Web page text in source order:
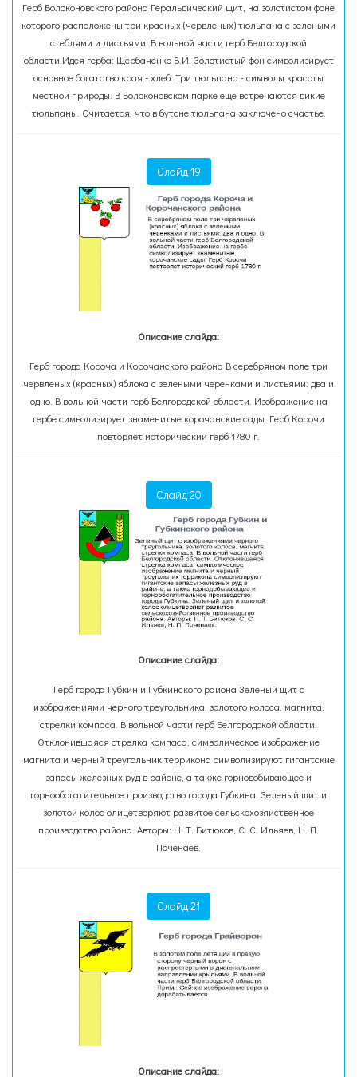
Герб Волоконовского района Геральдический щит, на золотистом фоне
которого расположены три красных (червленых) тюльпана с зелеными
стеблями и листьями. В вольной части герб Белгородской
области.Идея герба: Щербаченко В.И. Золотистый фон символизирует
основное богатство края - хлеб. Три тюльпана - символы красоты
местной природы. В Волоконовском парке еще встречаются дикие
тюльпаны. Считается, что в бутоне тюльпана заключено счастье.
Слайд 19
Описание слайда:
Герб города Короча и Корочанского района В серебряном поле три
червленых (красных) яблока с зелеными черенками и листьями: два и
одно. В вольной части герб Белгородской области. Изображение на
гербе символизирует знаменитые корочанские сады. Герб Корочи
повторяет исторический герб 1780 г.
Слайд 20
Описание слайда:
Герб города Губкин и Губкинского района Зеленый щит с
изображениями черного треугольника, золотого колоса, магнита,
стрелки компаса. В вольной части герб Белгородской области.
Отклонившаяся стрелка компаса, символическое изображение
магнита и черный треугольник террикона символизируют гигантские
запасы железных руд в районе, а также горнодобывающее и
горнообогатительное производство города Губкина. Зеленый щит и
золотой колос олицетворяют развитое сельскохозяйственное
производство района. Авторы: Н. Т. Битюков, С. С. Ильяев, Н. П.
Поченаев.
Слайд 21
Описание слайда: